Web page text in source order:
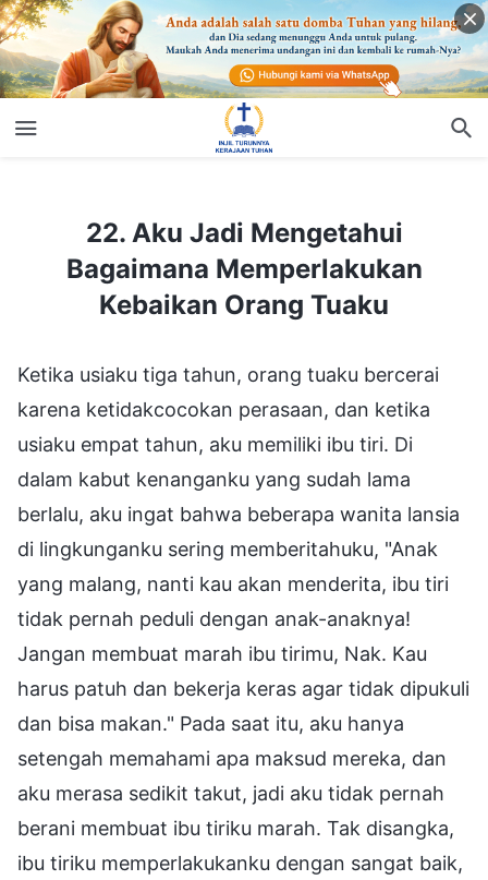
22. Aku Jadi Mengetahui
Bagaimana Memperlakukan
Kebaikan Orang Tuaku
Ketika usiaku tiga tahun, orang tuaku bercerai
karena ketidakcocokan perasaan, dan ketika
usiaku empat tahun, aku memiliki ibu tiri. Di
dalam kabut kenanganku yang sudah lama
berlalu, aku ingat bahwa beberapa wanita lansia
di lingkunganku sering memberitahuku, "Anak
yang malang, nanti kau akan menderita, ibu tiri
tidak pernah peduli dengan anak-anaknya!
Jangan membuat marah ibu tirimu, Nak. Kau
harus patuh dan bekerja keras agar tidak dipukuli
dan bisa makan." Pada saat itu, aku hanya
setengah memahami apa maksud mereka, dan
aku merasa sedikit takut, jadi aku tidak pernah
berani membuat ibu tiriku marah. Tak disangka,
ibu tiriku memperlakukanku dengan sangat baik,